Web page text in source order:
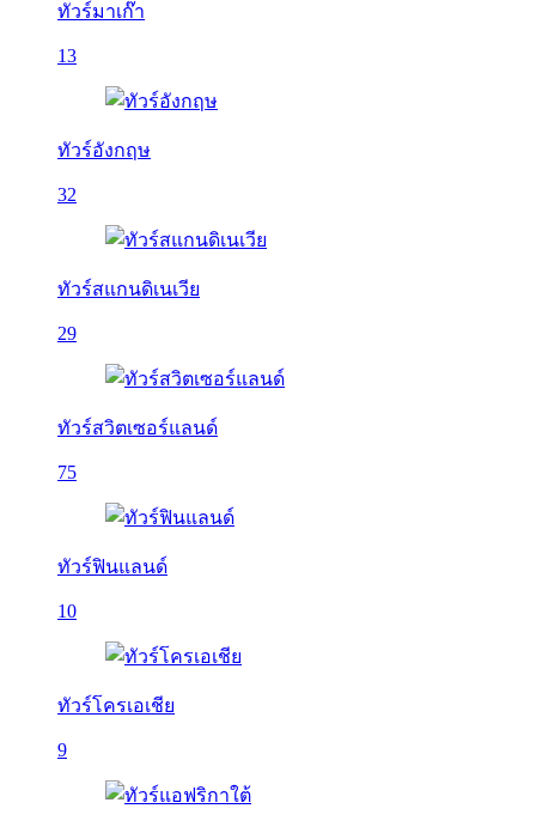
ทัวร์มาเก๊า
13
ทัวร์อังกฤษ
32
ทัวร์สแกนดิเนเวีย
29
ทัวร์สวิตเซอร์แลนด์
75
ทัวร์ฟินแลนด์
10
ทัวร์โครเอเชีย
9